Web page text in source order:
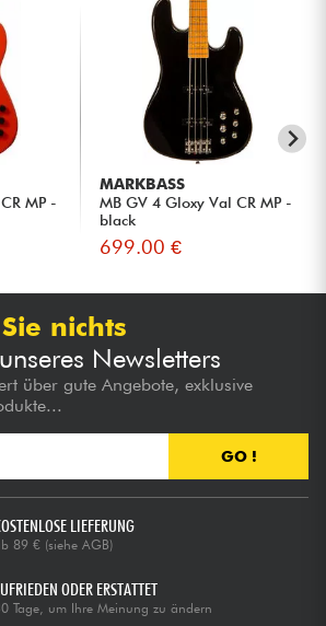
MP -
MARKBASS
MB GV 4 Gloxy Val CR MP -
black
699.00 €
nichts
Newsletters
über gute Angebote, exklusive
GO !
LIEFERUNG
89 € (siehe AGB)
ODER ERSTATTET
Tage, um Ihre Meinung zu ändern